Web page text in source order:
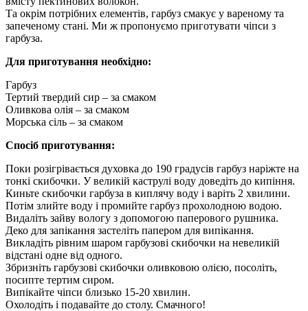
Та окрім потрібних елементів, гарбуз смакує у вареному та
запеченому стані. Ми ж пропонуємо приготувати чіпси з
гарбуза.
Для приготування необхідно:
Гарбуз
Тертий твердий сир – за смаком
Оливкова олія – за смаком
Морська сіль – за смаком
Спосіб приготування:
Поки розігрівається духовка до 190 градусів гарбуз наріжте на
тонкі скибочки. У великій каструлі воду доведіть до кипіння.
Киньте скибочки гарбуза в киплячу воду і варіть 2 хвилини.
Потім злийте воду і промийте гарбуз прохолодною водою.
Видаліть зайву вологу з допомогою паперового рушника.
Деко для запікання застеліть папером для випікання.
Викладіть рівним шаром гарбузові скибочки на невеликій
відстані одне від одного.
Збризніть гарбузові скибочки оливковою олією, посоліть,
посипте тертим сиром.
Випікайте чіпси близько 15-20 хвилин.
Охолодіть і подавайте до столу. Смачного!